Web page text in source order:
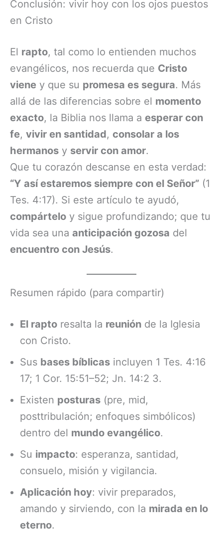
Conclusión: vivir hoy con los ojos puestos
en Cristo
El rapto, tal como lo entienden muchos
evangélicos, nos recuerda que Cristo
viene y que su promesa es segura. Más
allá de las diferencias sobre el momento
exacto, la Biblia nos llama a esperar con
fe, vivir en santidad, consolar a los
hermanos y servir con amor.
Que tu corazón descanse en esta verdad:
“Y así estaremos siempre con el Señor” (1
Tes. 4:17). Si este artículo te ayudó,
compártelo y sigue profundizando; que tu
vida sea una anticipación gozosa del
encuentro con Jesús.
Resumen rápido (para compartir)
El rapto resalta la reunión de la Iglesia
con Cristo.
Sus bases bíblicas incluyen 1 Tes. 4:16
17; 1 Cor. 15:51–52; Jn. 14:2 3.
Existen posturas (pre, mid,
posttribulación; enfoques simbólicos)
dentro del mundo evangélico.
Su impacto: esperanza, santidad,
consuelo, misión y vigilancia.
Aplicación hoy: vivir preparados,
amando y sirviendo, con la mirada en lo
eterno.